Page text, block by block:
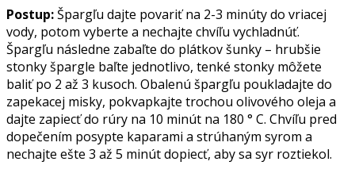
Postup:Špargľu dajte povariť na 2-3 minúty do vriacej
vody, potom vyberte a nechajte chvíľu vychladnúť.
Špargľu následne zabaľte do plátkov šunky – hrubšie
stonky špargle baľte jednotlivo, tenké stonky môžete
baliť po 2 až 3 kusoch. Obalenú špargľu poukladajte do
zapekacej misky, pokvapkajte trochou olivového oleja a
dajte zapiecť do rúry na 10 minút na 180 ° C. Chvíľu pred
dopečením posypte kaparami a strúhaným syrom a
nechajte ešte 3 až 5 minút dopiecť, aby sa syr roztiekol.